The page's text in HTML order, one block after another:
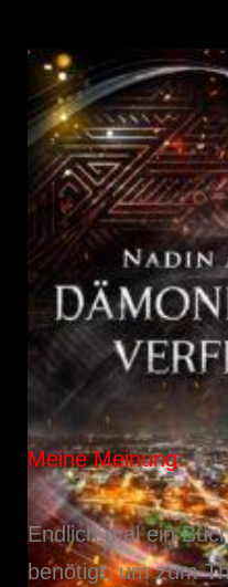
Meine Meinung:
Endlich mal ein
benötigt, um zum